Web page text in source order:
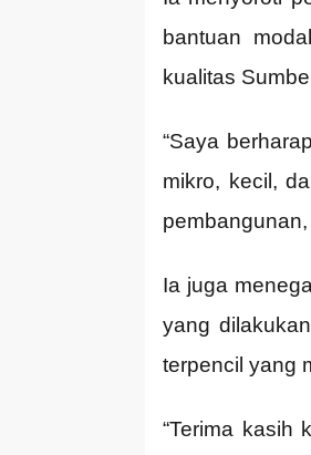
bantuan
kualitas
“Saya
mikro, kecil,
Ia juga
yang
terpencil yang
“Terima kasih